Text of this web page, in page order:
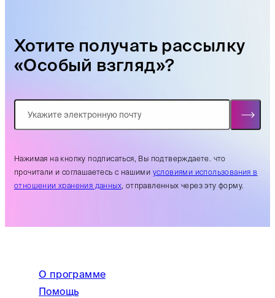
Хотите получать рассылку
«Особый взгляд»?
Нажимая на кнопку подписаться, Вы подтверждаете. что
прочитали и соглашаетесь с нашими условиями использования в
отношении хранения данных, отправленных через эту форму.
О программе
Помощь